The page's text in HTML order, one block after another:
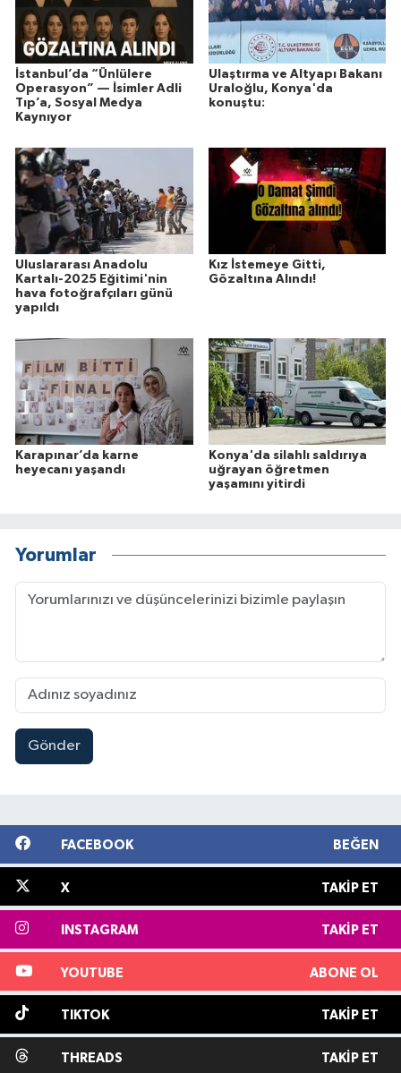
İstanbul’da “Ünlülere
Operasyon” — İsimler Adli
Tıp’a, Sosyal Medya
Kaynıyor
Ulaştırma ve Altyapı Bakanı
Uraloğlu, Konya'da
konuştu:
Uluslararası Anadolu
Kartalı-2025 Eğitimi'nin
hava fotoğrafçıları günü
yapıldı
Kız İstemeye Gitti,
Gözaltına Alındı!
Karapınar’da karne
heyecanı yaşandı
Konya'da silahlı saldırıya
uğrayan öğretmen
yaşamını yitirdi
Yorumlar
Gönder
FACEBOOK BEĞEN
X TAKIP ET
INSTAGRAM TAKIP ET
YOUTUBE ABONE OL
TIKTOK TAKIP ET
THREADS TAKIP ET